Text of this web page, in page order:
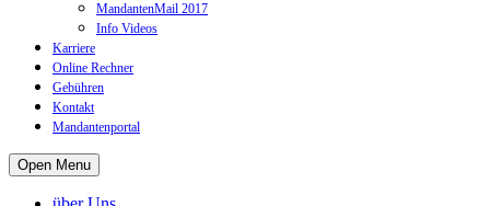
MandantenMail 2017
Info Videos
Karriere
Online Rechner
Gebühren
Kontakt
Mandantenportal
Open Menu